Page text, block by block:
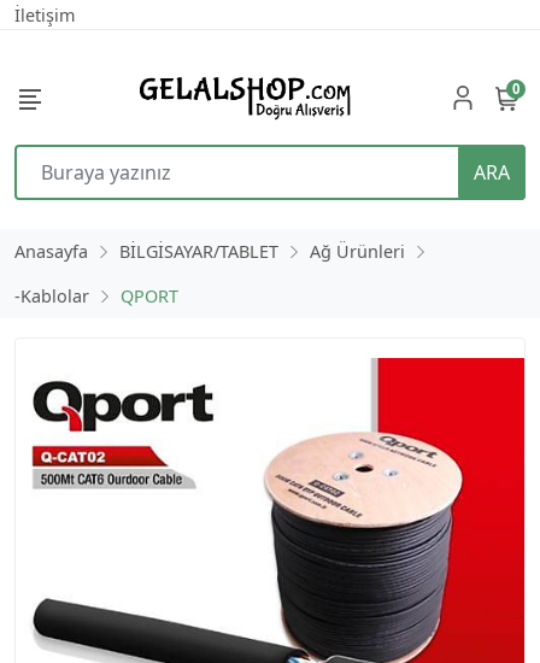
İletişim
ARA
0
Anasayfa BİLGİSAYAR/TABLET
Ağ Ürünleri
-Kablolar
QPORT